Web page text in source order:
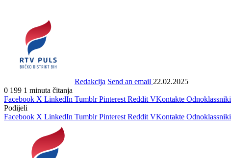
Redakcija Send an email 22.02.2025
0 199 1 minuta čitanja
Facebook X LinkedIn Tumblr Pinterest Reddit VKontakte Odnoklassniki
Podijeli
Facebook X LinkedIn Tumblr Pinterest Reddit VKontakte Odnoklassniki